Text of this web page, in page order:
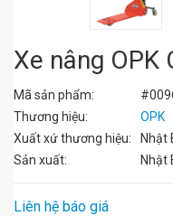
Xe nâng OPK
Mã sản phẩm:
Thương hiệu:
OPK
Xuất xứ thương hiệu:
Nhật
Sản xuất:
Nhật
Liên hệ báo giá